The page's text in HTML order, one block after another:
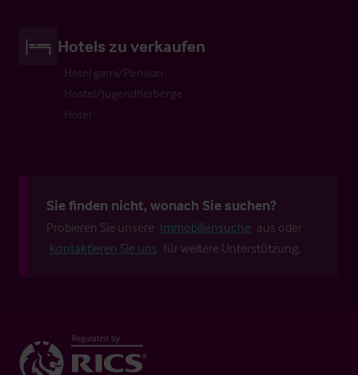
Hotels zu verkaufen
Hotel garni/Pension
Hostel/Jugendherberge
Hotel
Sie finden nicht, wonach Sie suchen?
Probieren Sie unsere Immobiliensuche aus oder
kontaktieren Sie uns für weitere Unterstützung.